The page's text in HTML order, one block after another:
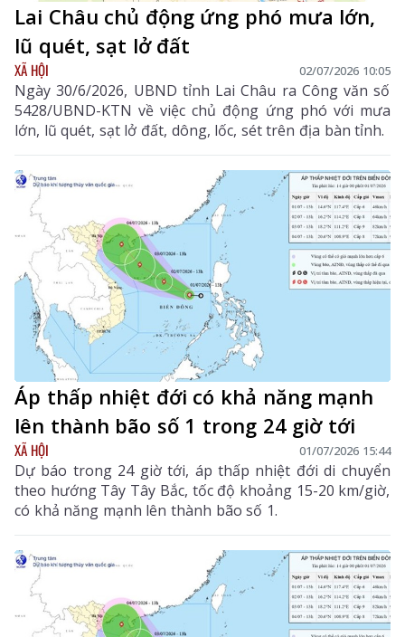
Lai Châu chủ động ứng phó mưa lớn,
lũ quét, sạt lở đất
XÃ HỘI 02/07/2026 10:05
Ngày 30/6/2026, UBND tỉnh Lai Châu ra Công văn số
5428/UBND-KTN về việc chủ động ứng phó với mưa
lớn, lũ quét, sạt lở đất, dông, lốc, sét trên địa bàn tỉnh.
Áp thấp nhiệt đới có khả năng mạnh
lên thành bão số 1 trong 24 giờ tới
XÃ HỘI 01/07/2026 15:44
Dự báo trong 24 giờ tới, áp thấp nhiệt đới di chuyển
theo hướng Tây Tây Bắc, tốc độ khoảng 15-20 km/giờ,
có khả năng mạnh lên thành bão số 1.